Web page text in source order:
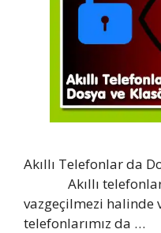
Akıllı Telefonlar da
Akıllı
vazgeçilmezi halinde
telefonlarımız da …